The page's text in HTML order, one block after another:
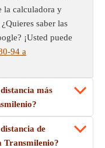
la calculadora y
saber las
¡Usted puede
94 a
más
de
Transmilenio?